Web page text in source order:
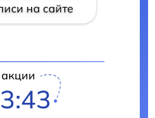
на сайте